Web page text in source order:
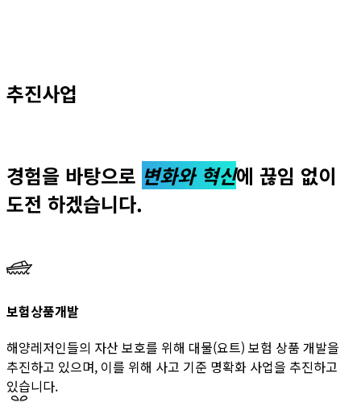
추진사업
경험을 바탕으로 변화와 혁신에 끊임 없이
도전 하겠습니다.
보험상품개발
해양레저인들의 자산 보호를 위해 대물(요트) 보험 상품 개발을
추진하고 있으며, 이를 위해 사고 기준 명확화 사업을 추진하고
있습니다.